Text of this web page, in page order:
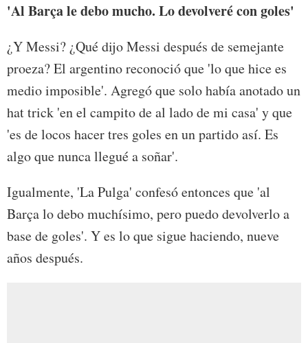
'Al Barça le debo mucho. Lo devolveré con goles'
¿Y Messi? ¿Qué dijo Messi después de semejante
proeza? El argentino reconoció que 'lo que hice es
medio imposible'. Agregó que solo había anotado un
hat trick 'en el campito de al lado de mi casa' y que
'es de locos hacer tres goles en un partido así. Es
algo que nunca llegué a soñar'.
Igualmente, 'La Pulga' confesó entonces que 'al
Barça lo debo muchísimo, pero puedo devolverlo a
base de goles'. Y es lo que sigue haciendo, nueve
años después.